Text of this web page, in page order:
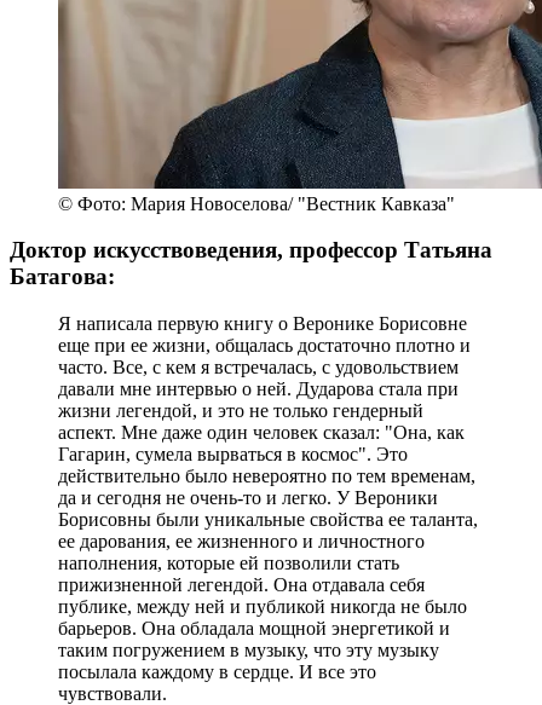
© Фото: Мария Новоселова/ "Вестник Кавказа"
Доктор искусствоведения, профессор Татьяна
Батагова:
Я написала первую книгу о Веронике Борисовне
еще при ее жизни, общалась достаточно плотно и
часто. Все, с кем я встречалась, с удовольствием
давали мне интервью о ней. Дударова стала при
жизни легендой, и это не только гендерный
аспект. Мне даже один человек сказал: "Она, как
Гагарин, сумела вырваться в космос". Это
действительно было невероятно по тем временам,
да и сегодня не очень-то и легко. У Вероники
Борисовны были уникальные свойства ее таланта,
ее дарования, ее жизненного и личностного
наполнения, которые ей позволили стать
прижизненной легендой. Она отдавала себя
публике, между ней и публикой никогда не было
барьеров. Она обладала мощной энергетикой и
таким погружением в музыку, что эту музыку
посылала каждому в сердце. И все это
чувствовали.